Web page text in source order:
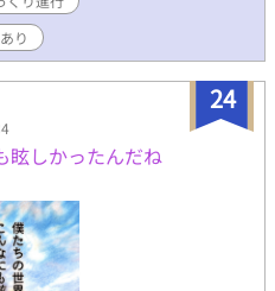
？安心安全ハッピーエンドで
後の夏を描いた幼馴染青春BL
り
24
眩しかったんだね